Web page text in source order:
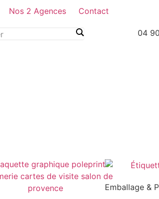
Nos 2 Agences Contact
04
Emballage &